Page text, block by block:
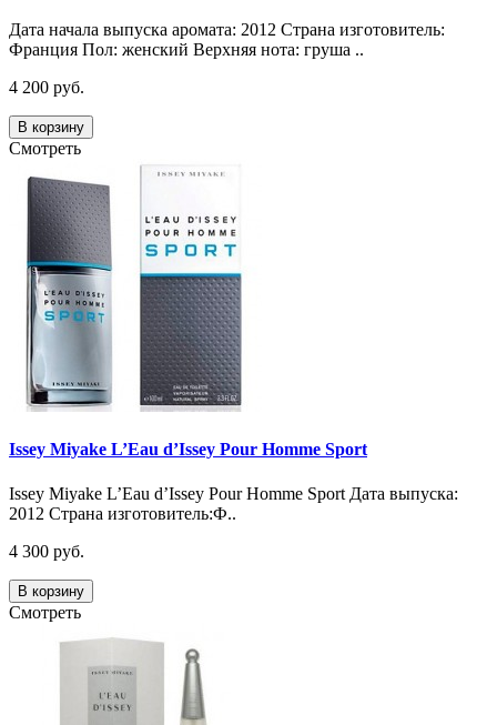
Дата начала выпуска аромата: 2012 Страна изготовитель:
Франция Пол: женский Верхняя нота: груша ..
4 200 руб.
В корзину
Смотреть
Issey Miyake L’Eau d’Issey Pour Homme Sport
Issey Miyake L’Eau d’Issey Pour Homme Sport Дата выпуска:
2012 Страна изготовитель:Ф..
4 300 руб.
В корзину
Смотреть